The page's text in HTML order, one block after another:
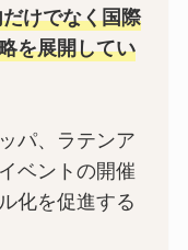
けでなく国際
を展開してい
パ、ラテンア
ベントの開催
化を促進する